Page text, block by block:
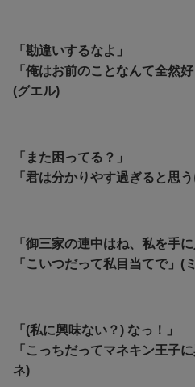
「勘違いするなよ」
「俺はお前のことなんて全然
(グエル)
「また困ってる？」
「君は分かりやす過ぎると思
「御三家の連中はね、私を手
「こいつだって私目当てで」(
「(私に興味ない？) なっ！」
「こっちだってマネキン王子
ネ)